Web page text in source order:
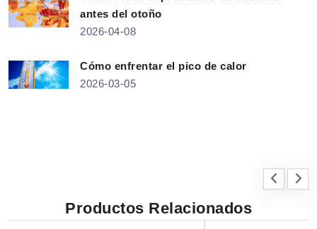
antes del otoño
2026-04-08
Cómo enfrentar el pico de calor
2026-03-05
Productos Relacionados